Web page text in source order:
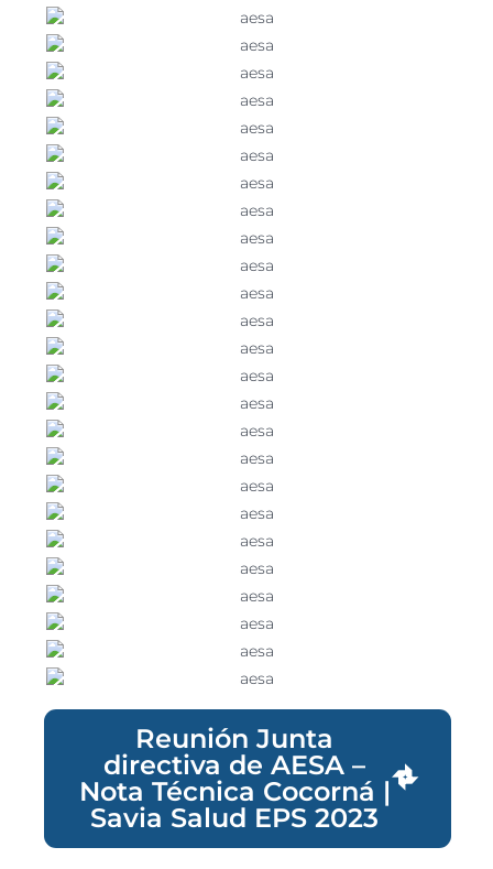
Reunión Junta
directiva de AESA –
Nota Técnica Cocorná |
Savia Salud EPS 2023